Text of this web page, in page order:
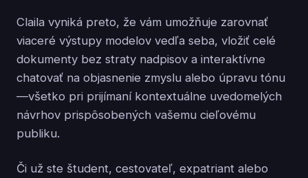
Claila vyniká preto, že vám umožňuje zarovnať
viaceré výstupy modelov vedľa seba, vložiť celé
dokumenty bez straty nadpisov a interaktívne
chatovať na objasnenie zmyslu alebo úpravu tónu
—všetko pri prijímaní kontextuálne uvedomelých
návrhov prispôsobených vašemu cieľovému
publiku.
Či už ste študent, cestovateľ, expatriant alebo